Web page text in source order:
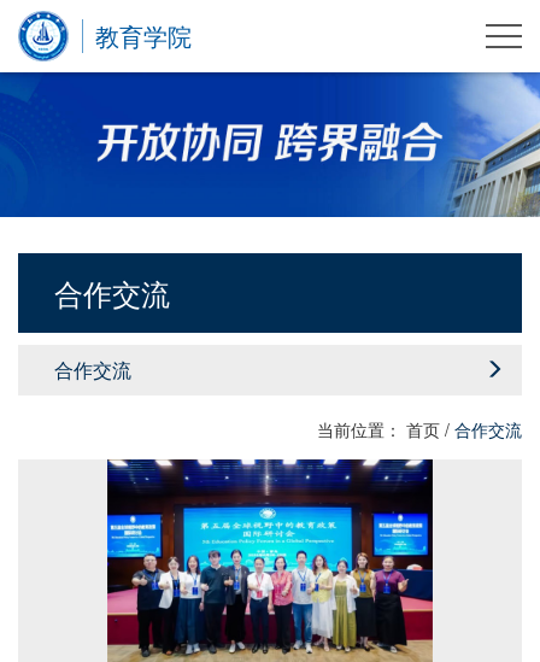
教育学院
合作交流
合作交流
当前位置： 首页 / 合作交流